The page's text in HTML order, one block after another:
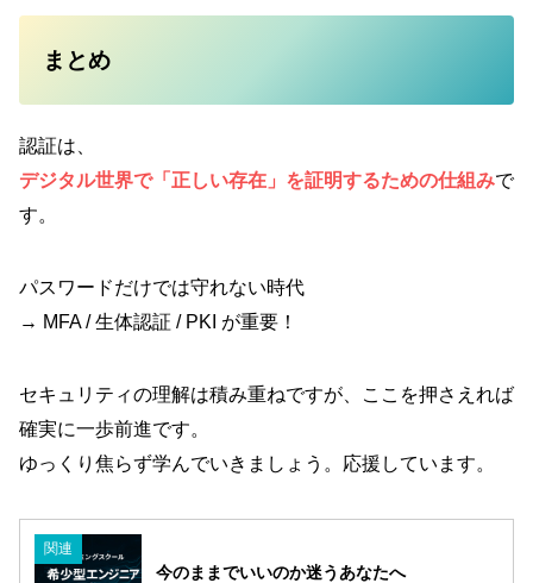
まとめ
認証は、
デジタル世界で「正しい存在」を証明するための仕組みで
す。
パスワードだけでは守れない時代
→ MFA / 生体認証 / PKI が重要！
セキュリティの理解は積み重ねですが、ここを押さえれば
確実に一歩前進です。
ゆっくり焦らず学んでいきましょう。応援しています。
関連
今のままでいいのか迷うあなたへ